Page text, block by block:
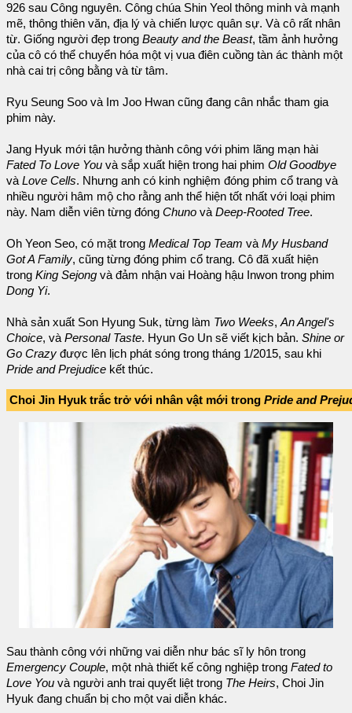
926 sau Công nguyên. Công chúa Shin Yeol thông minh và mạnh
mẽ, thông thiên văn, địa lý và chiến lược quân sự. Và cô rất nhân
từ. Giống người đẹp trong Beauty and the Beast, tầm ảnh hưởng
của cô có thể chuyển hóa một vị vua điên cuồng tàn ác thành một
nhà cai trị công bằng và từ tâm.
Ryu Seung Soo và Im Joo Hwan cũng đang cân nhắc tham gia
phim này.
Jang Hyuk mới tận hưởng thành công với phim lãng mạn hài
Fated To Love You và sắp xuất hiện trong hai phim Old Goodbye
và Love Cells. Nhưng anh có kinh nghiệm đóng phim cổ trang và
nhiều người hâm mộ cho rằng anh thể hiện tốt nhất với loại phim
này. Nam diễn viên từng đóng Chuno và Deep-Rooted Tree.
Oh Yeon Seo, có mặt trong Medical Top Team và My Husband
Got A Family, cũng từng đóng phim cổ trang. Cô đã xuất hiện
trong King Sejong và đảm nhận vai Hoàng hậu Inwon trong phim
Dong Yi.
Nhà sản xuất Son Hyung Suk, từng làm Two Weeks, An Angel's
Choice, và Personal Taste. Hyun Go Un sẽ viết kịch bản. Shine or
Go Crazy được lên lịch phát sóng trong tháng 1/2015, sau khi
Pride and Prejudice kết thúc.
Choi Jin Hyuk trắc trở với nhân vật mới trong Pride and
Sau thành công với những vai diễn như bác sĩ ly hôn trong
Emergency Couple, một nhà thiết kế công nghiệp trong Fated to
Love You và người anh trai quyết liệt trong The Heirs, Choi Jin
Hyuk đang chuẩn bị cho một vai diễn khác.